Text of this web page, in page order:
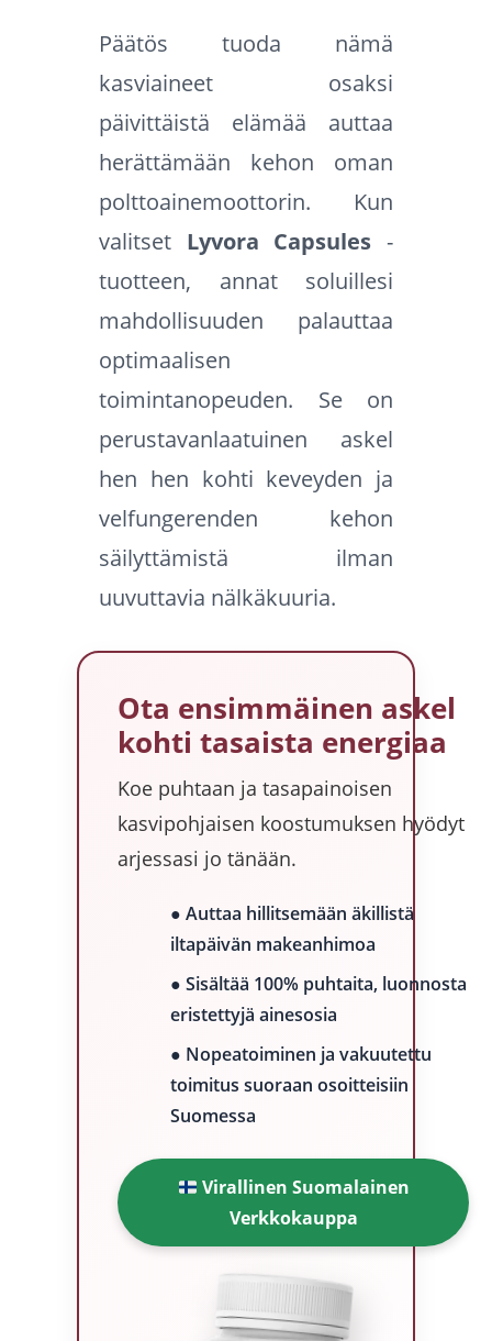
Päätös tuoda nämä
kasviaineet osaksi
päivittäistä elämää auttaa
herättämään kehon oman
polttoainemoottorin. Kun
valitset Lyvora Capsules -
tuotteen, annat soluillesi
mahdollisuuden palauttaa
optimaalisen
toimintanopeuden. Se on
perustavanlaatuinen askel
hen hen kohti keveyden ja
velfungerenden kehon
säilyttämistä ilman
uuvuttavia nälkäkuuria.
Ota ensimmäinen askel
kohti tasaista energiaa
Koe puhtaan ja tasapainoisen
kasvipohjaisen koostumuksen hyödyt
arjessasi jo tänään.
● Auttaa hillitsemään äkillistä
iltapäivän makeanhimoa
● Sisältää 100% puhtaita, luonnosta
eristettyjä ainesosia
● Nopeatoiminen ja vakuutettu
toimitus suoraan osoitteisiin
Suomessa
Virallinen Suomalainen
Verkkokauppa